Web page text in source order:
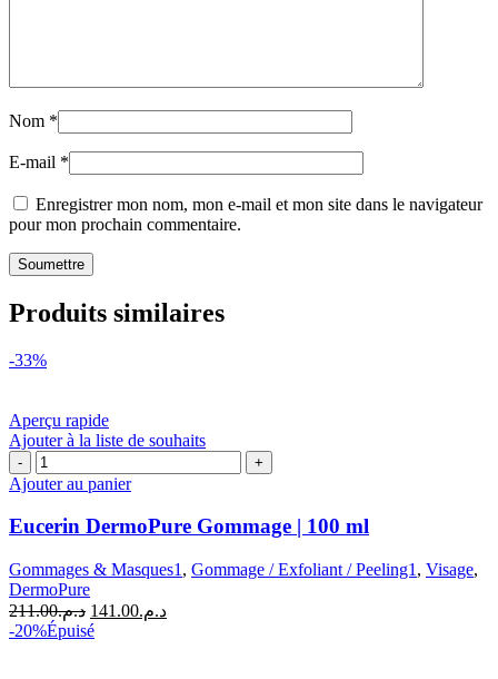
Nom *
E-mail *
Enregistrer mon nom, mon e-mail et mon site dans le navigateur
pour mon prochain commentaire.
Produits similaires
-33%
Aperçu rapide
Ajouter à la liste de souhaits
quantité
de
Eucerin
DermoPure
Gommage
100
ml
Ajouter au panier
Eucerin DermoPure Gommage | 100 ml
Gommages & Masques1 , Gommage / Exfoliant / Peeling1 , Visage,
DermoPure
د.م.211.00
Le
prix
د.م.141.00
Le
-20%Épuisé